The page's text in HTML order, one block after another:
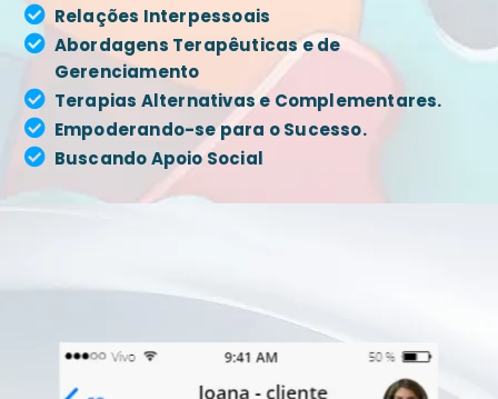
Relações Interpessoais
Abordagens Terapêuticas e de
Gerenciamento
Terapias Alternativas e Complementares.
Empoderando-se para o Sucesso.
Buscando Apoio Social